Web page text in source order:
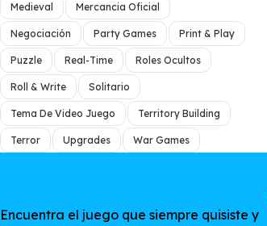
Medieval Mercancia Oficial
Negociación Party Games Print & Play
Puzzle Real-Time Roles Ocultos
Roll & Write Solitario
Tema De Video Juego Territory Building
Terror Upgrades War Games
Encuentra el juego que siempre quisiste y